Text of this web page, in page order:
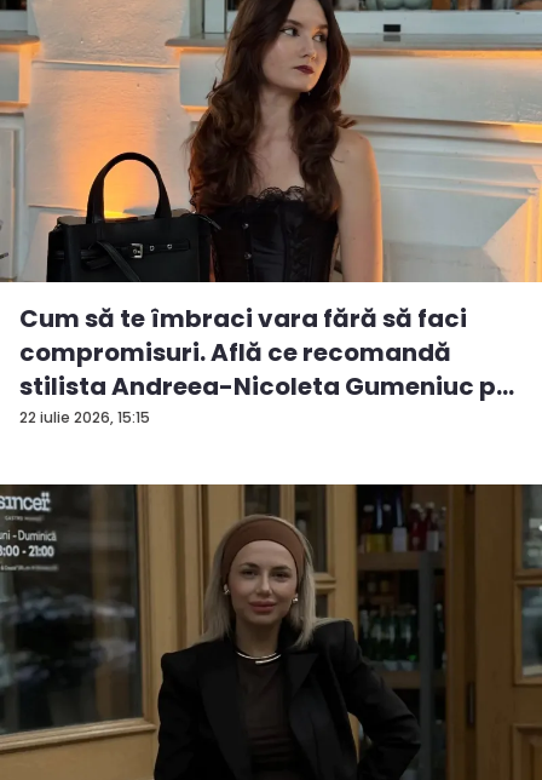
22 iulie 2026, 15:15
Cum să te îmbraci vara fără să faci
compromisuri. Află ce recomandă
stilista Andreea-Nicoleta Gumeniuc p...